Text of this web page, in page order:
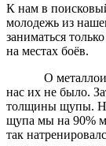
К нам в
молодежь из
заниматься
на местах боёв.
О
нас их не было.
толщины щупы. На
щупа мы на 90%
так